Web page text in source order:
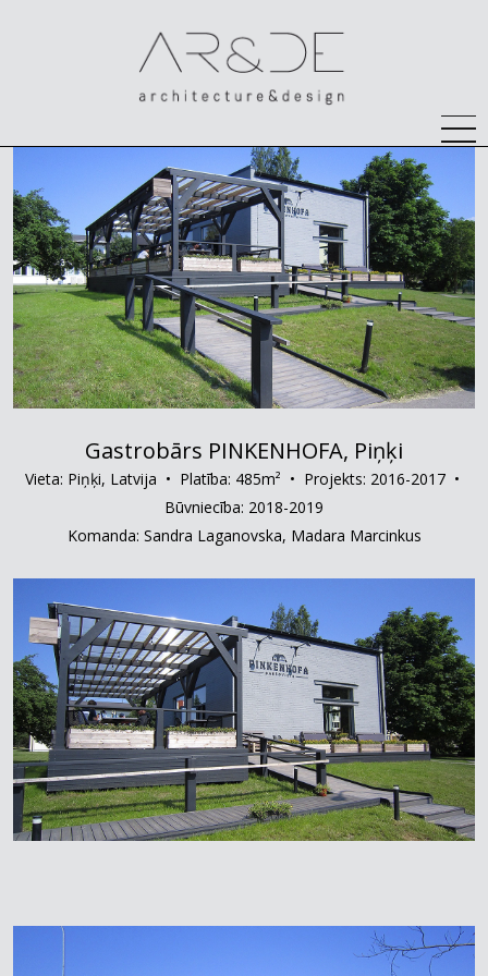
Gastrobārs PINKENHOFA, Piņķi
Vieta: Piņķi, Latvija • Platība: 485m² • Projekts: 2016-2017 •
Būvniecība: 2018-2019
Komanda: Sandra Laganovska, Madara Marcinkus